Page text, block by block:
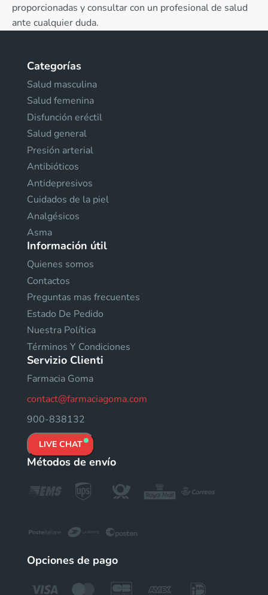
proporcionadas y consultar con un profesional de salud
ante cualquier duda.
Categorías
Salud masculina
Salud femenina
Disfunción eréctil
Salud general
Presión arterial
Antibióticos
Antidepresivos
Cuidados de la piel
Analgésicos
Asma
Información útil
Quienes somos
Contactos
Preguntas mas frecuentes
Estado De Pedido
Nuestra Política
Términos Y Condiciones
Servizio Clienti
Farmacia Goma
contact@farmaciagoma.com
900-838132
LIVE CHAT
Métodos de envío
Opciones de pago